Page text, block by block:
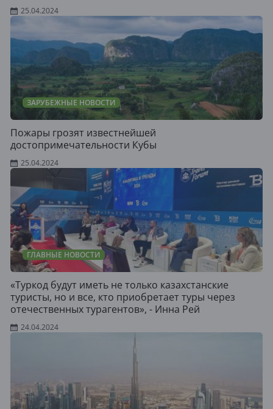
25.04.2024
ЗАРУБЕЖНЫЕ НОВОСТИ
Пожары грозят известнейшей
достопримечательности Кубы
25.04.2024
ГЛАВНЫЕ НОВОСТИ
«Туркод будут иметь не только казахстанские
туристы, но и все, кто приобретает туры через
отечественных турагентов», - Инна Рей
24.04.2024